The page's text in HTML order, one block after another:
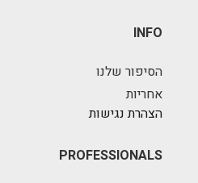
INFO
הסיפור שלנו
אחריות
הצהרת נגישות
PROFESSIONALS